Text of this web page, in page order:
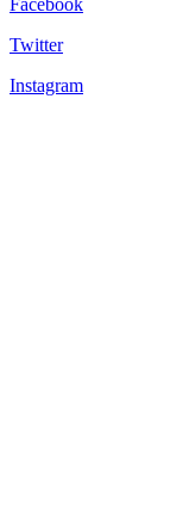
Twitter
Instagram